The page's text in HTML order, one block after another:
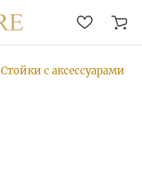
Стойки с аксессуарами